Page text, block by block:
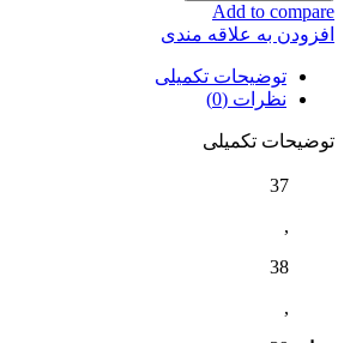
Add to compare
افزودن به علاقه مندی
توضیحات تکمیلی
نظرات (0)
توضیحات تکمیلی
37
,
38
,